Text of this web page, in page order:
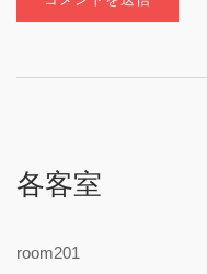
各客室
room201